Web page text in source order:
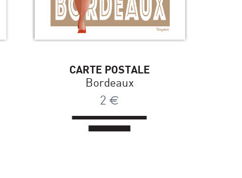
CARTE POSTALE
Hourtin